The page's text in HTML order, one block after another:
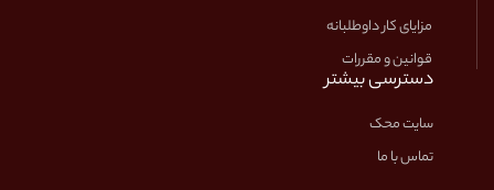
مزایای کار داوطلبانه
قوانین و مقررات
دسترسی بیشتر
سایت محک
تماس با ما